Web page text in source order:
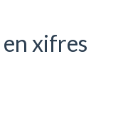
xifres